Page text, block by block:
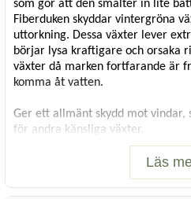
som gör att den smälter in lite
Fiberduken skyddar vintergröna
uttorkning. Dessa växter lever
börjar lysa kraftigare och orsaka
växter då marken fortfarande är
komma åt vatten.
Ger ett allmänt skydd mot vindar,
för andra känsliga växter.
Perfekt även på hösten för att
köksväxter och som skydd av
Läs